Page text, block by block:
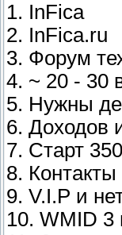
1. InFica
2. InFica.ru
3. Форум
4. ~ 20 - 30
5. Нужны
6. Доходов
7. Старт
8.
9. V.I.P и
10. WMID 3